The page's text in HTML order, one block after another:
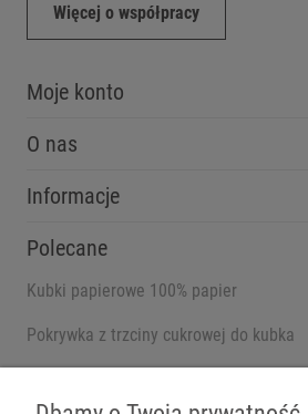
Więcej o współpracy
Moje konto
O nas
Informacje
Polecane
Kubki papierowe 100% papier
Pokrywka z trzciny cukrowej do kubka